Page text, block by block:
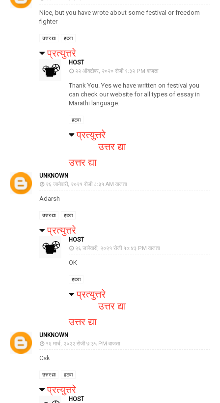
Nice, but you have wrote about some festival or freedom
fighter
उत्तर द्या हटवा
प्रत्युत्तरे
HOST
२२ ऑक्टोबर, २०२० रोजी ९:३२ PM वाजता
Thank You. Yes we have written on festival you
can check our website for all types of essay in
Marathi language.
हटवा
प्रत्युत्तरे
उत्तर द्या
उत्तर द्या
UNKNOWN
२६ जानेवारी, २०२१ रोजी ८:३१ AM वाजता
Adarsh
उत्तर द्या हटवा
प्रत्युत्तरे
HOST
२६ जानेवारी, २०२१ रोजी १०:४३ PM वाजता
OK
हटवा
प्रत्युत्तरे
उत्तर द्या
उत्तर द्या
UNKNOWN
१६ मार्च, २०२२ रोजी ७:३५ PM वाजता
Csk
उत्तर द्या हटवा
प्रत्युत्तरे
HOST